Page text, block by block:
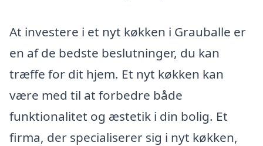
At investere i et nyt køkken i Grauballe er
en af de bedste beslutninger, du kan
træffe for dit hjem. Et nyt køkken kan
være med til at forbedre både
funktionalitet og æstetik i din bolig. Et
firma, der specialiserer sig i nyt køkken,